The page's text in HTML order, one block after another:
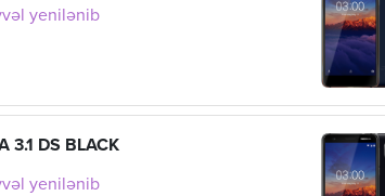
yenilənib
3.1 DS BLACK
yenilənib